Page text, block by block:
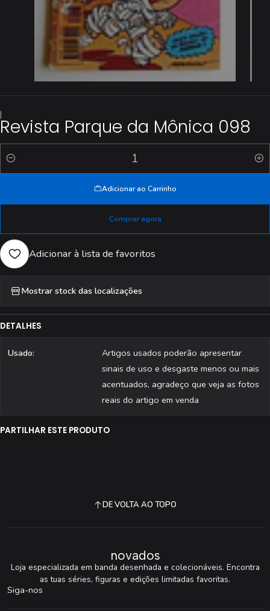
|
Revista Parque da Mônica 098
Quantidade
Adicionar ao Carrinho
Comprar agora
Adicionar à lista de favoritos
Mostrar stock das localizações
DETALHES
Usado:
Artigos usados poderão apresentar
sinais de uso e desgaste menos ou mais
acentuados, agradeço que veja as fotos
reais do artigo em venda
PARTILHAR ESTE PRODUTO
DE VOLTA AO TOPO
novados
Loja especializada em banda desenhada e colecionáveis. Encontra
as tuas séries, figuras e edições limitadas favoritas.
Siga-nos